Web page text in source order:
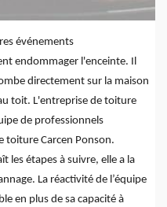
événements
endommager l'enceinte. Il
directement sur la maison
toit. L'entreprise de toiture
de professionnels
toiture Carcen Ponson.
les étapes à suivre, elle a la
La réactivité de l’équipe
en plus de sa capacité à